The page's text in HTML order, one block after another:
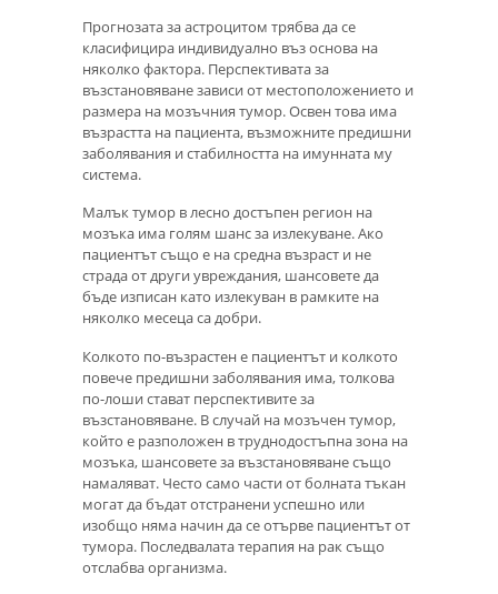
Прогнозата за астроцитом трябва да се
класифицира индивидуално въз основа на
няколко фактора. Перспективата за
възстановяване зависи от местоположението и
размера на мозъчния тумор. Освен това има
възрастта на пациента, възможните предишни
заболявания и стабилността на имунната му
система.
Малък тумор в лесно достъпен регион на
мозъка има голям шанс за излекуване. Ако
пациентът също е на средна възраст и не
страда от други увреждания, шансовете да
бъде изписан като излекуван в рамките на
няколко месеца са добри.
Колкото по-възрастен е пациентът и колкото
повече предишни заболявания има, толкова
по-лоши стават перспективите за
възстановяване. В случай на мозъчен тумор,
който е разположен в труднодостъпна зона на
мозъка, шансовете за възстановяване също
намаляват. Често само части от болната тъкан
могат да бъдат отстранени успешно или
изобщо няма начин да се отърве пациентът от
тумора. Последвалата терапия на рак също
отслабва организма.